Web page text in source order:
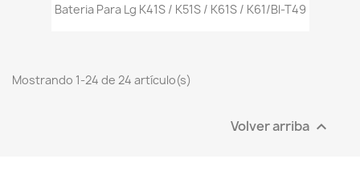
Bateria Para Lg K41S / K51S / K61S / K61/Bl-T49
Mostrando 1-24 de 24 artículo(s)
Volver arriba 